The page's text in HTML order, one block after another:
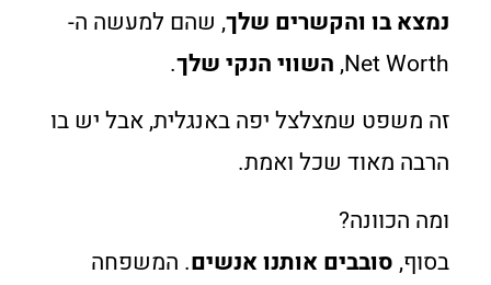
נמצא בו והקשרים שלך, שהם למעשה ה-
Net Worth, השווי הנקי שלך.
זה משפט שמצלצל יפה באנגלית, אבל יש בו
הרבה מאוד שכל ואמת.
ומה הכוונה?
בסוף,סובבים אותנו אנשים. המשפחה